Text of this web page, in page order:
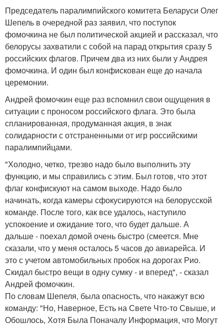
Председатель паралимпийского комитета Беларуси Олег
Шепель в очередной раз заявил, что поступок
фомочкина не был политической акцией и рассказал, что
белорусы захватили с собой на парад открытия сразу 5
российских флагов. Причем два из них были у Андрея
фомочкина. И один был конфискован еще до начала
церемонии.
Андрей фомочкин еще раз вспомнил свои ощущения в
ситуации с проносом российского флага. Это была
спланированная, продуманная акция, в знак
солидарности с отстраненными от игр российскими
паралимпийцами.
"Холодно, четко, трезво надо было выполнить эту
функцию, и мы справились с этим. Был готов, что этот
флаг конфискуют на самом выходе. Надо было
начинать, когда камеры сфокусируются на белорусской
команде. После того, как все удалось, наступило
успокоение и ожидание того, что будет дальше. А
дальше - поехал домой очень быстро (смеется. Мне
сказали, что у меня осталось 5 часов до авиарейса. И
это с учетом автомобильных пробок на дорогах Рио.
Скидал быстро вещи в одну сумку - и вперед", - сказал
Андрей фомочкин.
По словам Шепеля, была опасность, что накажут всю
команду: "Но, Наверное, Есть на Свете Что-то Свыше, и
Обошлось, Хотя Была Поначалу Информация, что Могут